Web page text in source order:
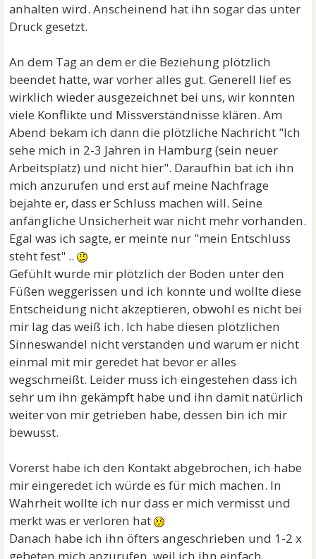
anhalten wird. Anscheinend hat ihn sogar das unter
Druck gesetzt.
An dem Tag an dem er die Beziehung plötzlich
beendet hatte, war vorher alles gut. Generell lief es
wirklich wieder ausgezeichnet bei uns, wir konnten
viele Konflikte und Missverständnisse klären. Am
Abend bekam ich dann die plötzliche Nachricht "Ich
sehe mich in 2-3 Jahren in Hamburg (sein neuer
Arbeitsplatz) und nicht hier". Daraufhin bat ich ihn
mich anzurufen und erst auf meine Nachfrage
bejahte er, dass er Schluss machen will. Seine
anfängliche Unsicherheit war nicht mehr vorhanden.
Egal was ich sagte, er meinte nur "mein Entschluss
steht fest" ..
Gefühlt wurde mir plötzlich der Boden unter den
Füßen weggerissen und ich konnte und wollte diese
Entscheidung nicht akzeptieren, obwohl es nicht bei
mir lag das weiß ich. Ich habe diesen plötzlichen
Sinneswandel nicht verstanden und warum er nicht
einmal mit mir geredet hat bevor er alles
wegschmeißt. Leider muss ich eingestehen dass ich
sehr um ihn gekämpft habe und ihn damit natürlich
weiter von mir getrieben habe, dessen bin ich mir
bewusst.
Vorerst habe ich den Kontakt abgebrochen, ich habe
mir eingeredet ich würde es für mich machen. In
Wahrheit wollte ich nur dass er mich vermisst und
merkt was er verloren hat
Danach habe ich ihn öfters angeschrieben und 1-2 x